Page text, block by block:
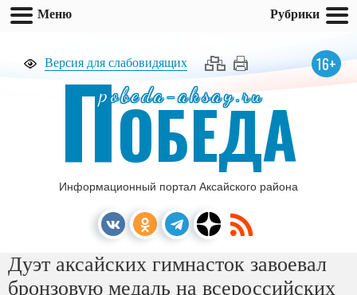
Версия для слабовидящих 16+
pobeda-aksay.ru
ПОБЕДА
Информационный портал Аксайского района
Дуэт аксайских гимнасток завоевал
бронзовую медаль на всероссийских
Меню Рубрики